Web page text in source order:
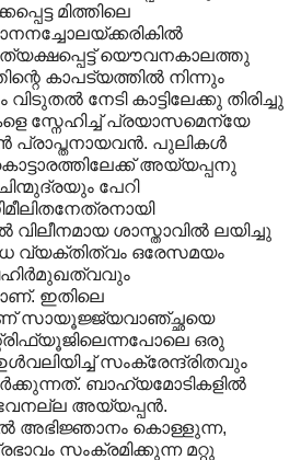
മിത്തിലെ
യൌവനകാലത്തു
കാപട്യത്തിൽ നിന്നും
നേടി കാട്ടിലേക്കു തിരിച്ചു
സ്നേഹിച്ച് പ്രയാസമെന്യേ
പ്രാപ്തനായവൻ. പുലികൾ
അയ്യപ്പനു
പേറി
ശാസ്താവിൽ ലയിച്ചു
വ്യക്തിത്വം ഒരേസമയം
ഇതിലെ
സായൂജ്ജ്യവാഞ്ച്ഛയെ
ഒരു
സംക്രേന്ദ്രിതവും
ബാഹ്യമോടികളിൽ
അയ്യപ്പൻ.
അഭിജ്ഞാനം കൊള്ളുന്ന,
സംക്രമിക്കുന്ന മറ്റു